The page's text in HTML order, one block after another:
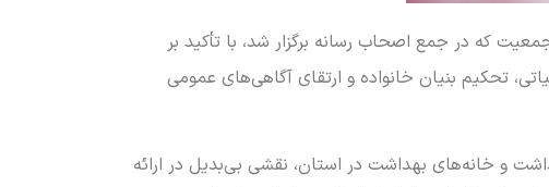
که در جمع اصحاب رسانه برگزار شد، با تأکید بر
تحکیم بنیان خانواده و ارتقای آگاهی‌های عمومی
و خانه‌های بهداشت در استان، نقشی بی‌بدیل در ارائه